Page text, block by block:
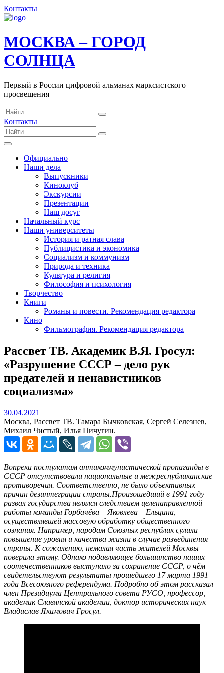
Контакты
МОСКВА – ГОРОД
СОЛНЦА
Первый в России цифровой альманах марксистского
просвещения
Контакты
Официально
Наши дела
Выпускники
Киноклуб
Экскурсии
Презентации
Наш досуг
Начальный курс
Наши университеты
История и ратная слава
Публицистика и экономика
Социализм и коммунизм
Природа и техника
Культура и религия
Философия и психология
Творчество
Книги
Романы и повести. Рекомендация редактора
Кино
Фильмография. Рекомендация редактора
Рассвет ТВ. Академик В.Я. Гросул:
«Разрушение СССР – дело рук
предателей и ненавистников
социализма»
30.04.2021
Москва, Рассвет ТВ. Тамара Бычковская, Сергей Селезнев,
Михаил Чистый, Илья Пичугин.
Вопреки постулатам антикоммунистической пропаганды в
СССР отсутствовали национальные и межреспубликанские
противоречия. Соответственно, не было объективных
причин дезинтеграции страны.Произошедший в 1991 году
развал государства являлся следствием целенаправленной
работы команды Горбачёва – Яковлева – Ельцина,
осуществлявшей массовую обработку общественного
сознания. Например, народам Союзных республик сулили
повышение уровня и качества жизни в случае разъединения
страны. К сожалению, немалая часть жителей Москвы
поверила этому. Однако подавляющее большинство наших
соотечественников выступало за сохранение СССР, о чём
свидетельствуют результаты прошедшего 17 марта 1991
года Всесоюзного референдума. Подробно об этом рассказал
член Президиума Центрального совета РУСО, профессор,
академик Славянской академии, доктор исторических наук
Владислав Якимович Гросул.